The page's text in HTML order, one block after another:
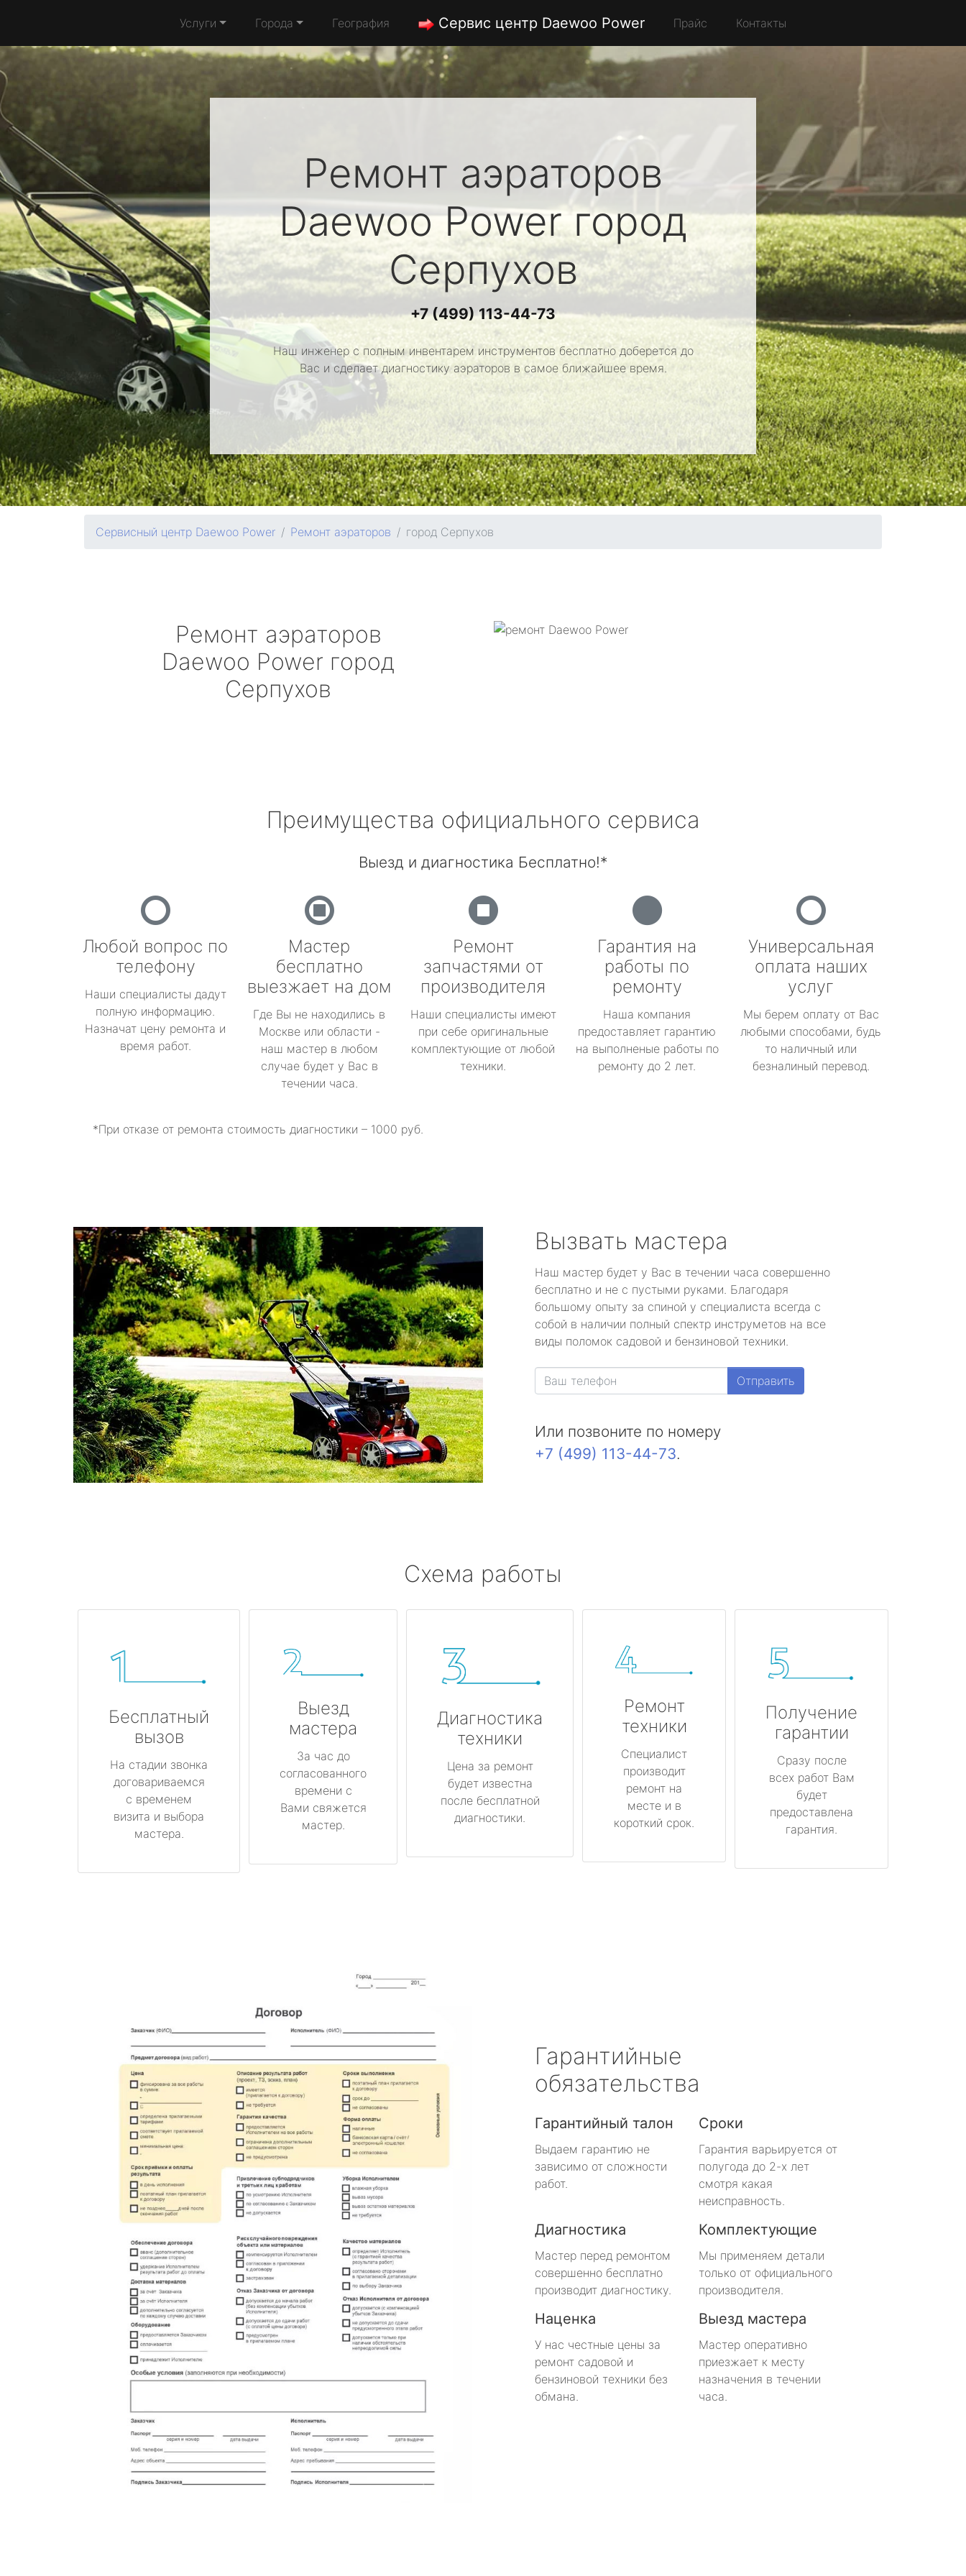
Услуги Города География Сервис центр Daewoo Power Прайс Контакты
Ремонт аэраторов
Daewoo Powerгород
Серпухов
+7 (499) 113-44-73
Наш инженер с полным инвентарем инструментов бесплатно доберется до
Вас и сделает диагностику аэраторов в самое ближайшее время.
Сервисный центр Daewoo Power Ремонт аэраторов город Серпухов
Ремонт аэраторов
Daewoo Power город
Серпухов
Преимущества официального сервиса
Выезд и диагностика Бесплатно!*
Любой вопрос по
телефону
Наши специалисты дадут
полную информацию.
Назначат цену ремонта и
время работ.
Мастер
бесплатно
выезжает на дом
Где Вы не находились в
Москве или области -
наш мастер в любом
случае будет у Вас в
течении часа.
Ремонт
запчастями от
производителя
Наши специалисты имеют
при себе оригинальные
комплектующие от любой
техники.
Гарантия на
работы по
ремонту
Наша компания
предоставляет гарантию
на выполненые работы по
ремонту до 2 лет.
Универсальная
оплата наших
услуг
Мы берем оплату от Вас
любыми способами, будь
то наличный или
безналиный перевод.
*При отказе от ремонта стоимость диагностики – 1000 руб.
Вызвать мастера
Наш мастер будет у Вас в течении часа совершенно
бесплатно и не с пустыми руками. Благодаря
большому опыту за спиной у специалиста всегда с
собой в наличии полный спектр инструметов на все
виды поломок садовой и бензиновой техники.
Отправить
Или позвоните по номеру
+7 (499) 113-44-73.
Схема работы
Бесплатный
вызов
На стадии звонка
договариваемся
с временем
визита и выбора
мастера.
Выезд
мастера
За час до
согласованного
времени с
Вами свяжется
мастер.
Диагностика
техники
Цена за ремонт
будет известна
после бесплатной
диагностики.
Ремонт
техники
Специалист
производит
ремонт на
месте и в
короткий срок.
Получение
гарантии
Сразу после
всех работ Вам
будет
предоставлена
гарантия.
Гарантийные
обязательства
Гарантийный талон
Выдаем гарантию не
зависимо от сложности
работ.
Сроки
Гарантия варьируется от
полугода до 2-х лет
смотря какая
неисправность.
Диагностика
Мастер перед ремонтом
совершенно бесплатно
производит диагностику.
Комплектующие
Мы применяем детали
только от официального
производителя.
Наценка
У нас честные цены за
ремонт садовой и
бензиновой техники без
обмана.
Выезд мастера
Мастер оперативно
приезжает к месту
назначения в течении
часа.